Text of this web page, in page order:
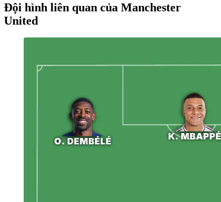
Đội hình liên quan của Manchester
United